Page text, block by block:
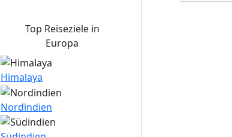
Top Reiseziele in
Europa
Himalaya
Nordindien